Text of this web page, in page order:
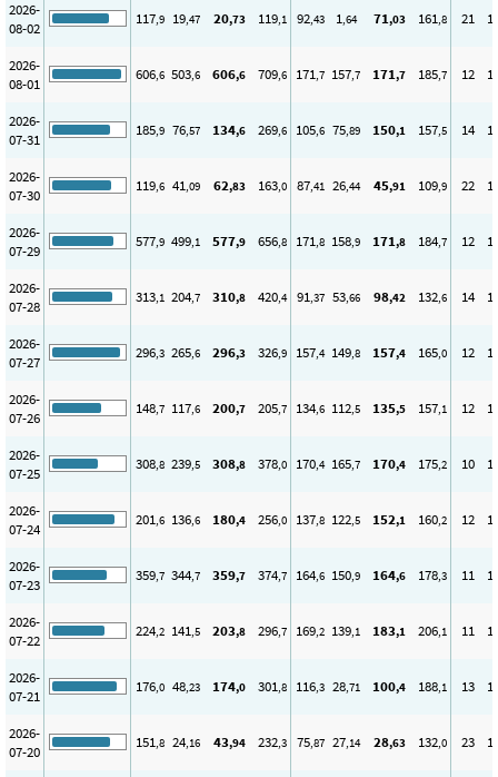
2026-
08-02
117,9 19,47 20,73 119,1 92,43 1,64 71,03 161,8 21
2026-
08-01
606,6 503,6 606,6 709,6 171,7 157,7 171,7 185,7 12
2026-
07-31
185,9 76,57 134,6 269,6 105,6 75,89 150,1 157,5 14
2026-
07-30
119,6 41,09 62,83 163,0 87,41 26,44 45,91 109,9 22
2026-
07-29
577,9 499,1 577,9 656,8 171,8 158,9 171,8 184,7 12
2026-
07-28
313,1 204,7 310,8 420,4 91,37 53,66 98,42 132,6 14
2026-
07-27
296,3 265,6 296,3 326,9 157,4 149,8 157,4 165,0 12
2026-
07-26
148,7 117,6 200,7 205,7 134,6 112,5 135,5 157,1 12
2026-
07-25
308,8 239,5 308,8 378,0 170,4 165,7 170,4 175,2 10
2026-
07-24
201,6 136,6 180,4 256,0 137,8 122,5 152,1 160,2 12
2026-
07-23
359,7 344,7 359,7 374,7 164,6 150,9 164,6 178,3 11
2026-
07-22
224,2 141,5 203,8 296,7 169,2 139,1 183,1 206,1 11
2026-
07-21
176,0 48,23 174,0 301,8 116,3 28,71 100,4 188,1 13
2026-
07-20
151,8 24,16 43,94 232,3 75,87 27,14 28,63 132,0 23